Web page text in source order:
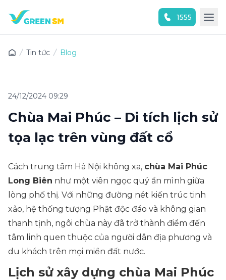
1555
Tin tức Blog
24/12/2024 09:29
Chùa Mai Phúc – Di tích lịch sử
tọa lạc trên vùng đất cổ
Cách trung tâm Hà Nội không xa, chùa Mai Phúc
Long Biên như một viên ngọc quý ẩn mình giữa
lòng phố thị. Với những đường nét kiến trúc tinh
xảo, hệ thống tượng Phật độc đáo và không gian
thanh tịnh, ngôi chùa này đã trở thành điểm đến
tâm linh quen thuộc của người dân địa phương và
du khách trên mọi miền đất nước.
Lịch sử xây dựng chùa Mai Phúc